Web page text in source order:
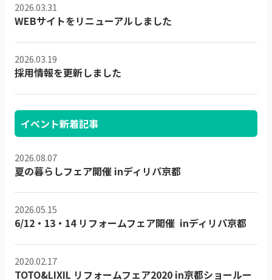
2026.03.31
WEBサイトをリニューアルしました
2026.03.19
採用情報を更新しました
イベント新着記事
2026.08.07
夏の暮らしフェア開催 inディリパ京都
2026.05.15
6/12・13・14 リフォームフェア開催 inディリパ京都
2020.02.17
TOTO&LIXIL リフォームフェア2020 in京都ショールー